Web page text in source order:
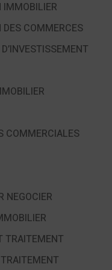
IMMOBILIER
DES COMMERCES
COMMERCIALES
NEGOCIER
TRAITEMENT